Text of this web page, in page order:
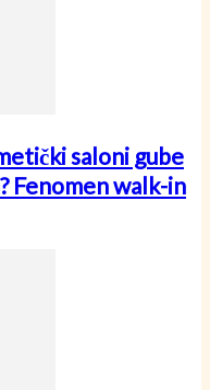
saloni gube
Fenomen walk-in